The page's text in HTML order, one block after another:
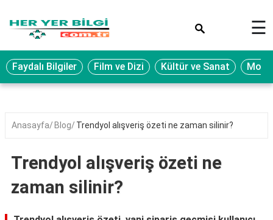
Eğitim
Ekonomi
Seyahat
Oyun
Yaşam
Hukuk
☰
Faydalı Bilgiler Film ve Dizi Kültür ve Sanat
Anasayfa Blog Trendyol alışveriş özeti ne zaman silinir?
Trendyol alışveriş özeti ne
zaman silinir?